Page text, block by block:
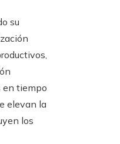
su
en tiempo
elevan la
los